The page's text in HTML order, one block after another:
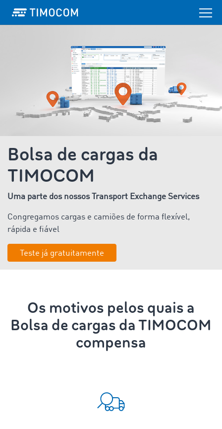
Bolsa de cargas da
TIMOCOM
Uma parte dos nossos Transport Exchange Services
Congregamos cargas e camiões de forma flexível,
rápida e fiável
Teste já gratuitamente
Os motivos pelos quais a
Bolsa de cargas da TIMOCOM
compensa